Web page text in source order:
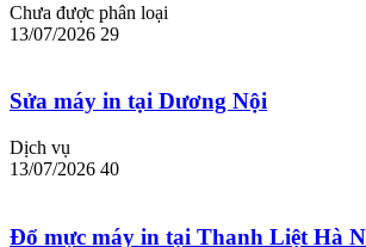
Chưa được phân loại
13/07/2026 29
Sửa máy in tại Dương Nội
Dịch vụ
13/07/2026 40
Đổ mực máy in tại Thanh Liệt Hà